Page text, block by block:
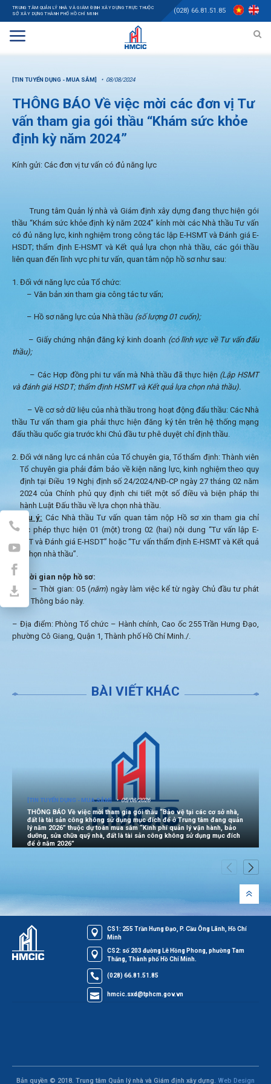
TRUNG TÂM QUẢN LÝ NHÀ VÀ GIÁM ĐỊNH XÂY DỰNG TRỰC THUỘC
SỞ XÂY DỰNG THÀNH PHỐ HỒ CHÍ MINH
(028) 66.81.51.85
[TIN TUYỂN DỤNG - MUA SẮM] 08/08/2024
THÔNG BÁO Về việc mời các đơn vị Tư
vấn tham gia gói thầu “Khám sức khỏe
định kỳ năm 2024”
Kính gửi: Các đơn vị tư vấn có đủ năng lực
Trung tâm Quản lý nhà và Giám định xây dựng đang thực hiện gói
thầu “Khám sức khỏe định kỳ năm 2024” kính mời các Nhà thầu Tư vấn
có đủ năng lực, kinh nghiệm trong công tác lập E-HSMT và Đánh giá E-
HSDT; thẩm định E-HSMT và Kết quả lựa chọn nhà thầu, các gói thầu
liên quan đến lĩnh vực phi tư vấn, quan tâm nộp hồ sơ như sau:
Đối với năng lực của Tổ chức:
– Văn bản xin tham gia công tác tư vấn;
– Hồ sơ năng lực của Nhà thầu (số lượng 01 cuốn);
– Giấy chứng nhận đăng ký kinh doanh (có lĩnh vực về Tư vấn đấu
thầu);
– Các Hợp đồng phi tư vấn mà Nhà thầu đã thực hiện (Lập HSMT
và đánh giá HSDT; thẩm định HSMT và Kết quả lựa chọn nhà thầu).
– Về cơ sở dữ liệu của nhà thầu trong hoạt động đấu thầu: Các Nhà
thầu Tư vấn tham gia phải thực hiện đăng ký tên trên hệ thống mạng
đấu thầu quốc gia trước khi Chủ đầu tư phê duyệt chỉ định thầu.
Đối với năng lực cá nhân của Tổ chuyên gia, Tổ thẩm định: Thành viên
Tổ chuyên gia phải đảm bảo về kiện năng lực, kinh nghiệm theo quy
định tại Điều 19 Nghị định số 24/2024/NĐ-CP ngày 27 tháng 02 năm
2024 của Chính phủ quy định chi tiết một số điều và biện pháp thi
hành Luật Đấu thầu về lựa chọn nhà thầu.
Lưu ý: Các Nhà thầu Tư vấn quan tâm nộp Hồ sơ xin tham gia chỉ
được phép thực hiện 01 (một) trong 02 (hai) nội dung “Tư vấn lập E-
HSMT và Đánh giá E-HSDT” hoặc “Tư vấn thẩm định E-HSMT và Kết quả
lựa chọn nhà thầu”.
Thời gian nộp hồ sơ:
– Thời gian: 05 (năm) ngày làm việc kể từ ngày Chủ đầu tư phát
hành Thông báo này.
– Địa điểm: Phòng Tổ chức – Hành chính, Cao ốc 255 Trần Hưng Đạo,
phường Cô Giang, Quận 1, Thành phố Hồ Chí Minh./.
BÀI VIẾT KHÁC
[TIN TUYỂN DỤNG - MUA SẮM] 05/08/2026
THÔNG BÁO Về việc mời tham gia gói thầu “Bảo vệ tại các cơ sở nhà,
đất là tài sản công không sử dụng mục đích để ở Trung tâm đang quản
lý năm 2026” thuộc dự toán mua sắm “Kinh phí quản lý vận hành, bảo
dưỡng, sửa chữa quỹ nhà, đất là tài sản công không sử dụng mục đích
để ở năm 2026”
CS1: 255 Trần Hưng Đạo, P. Cầu Ông Lãnh, Hồ Chí
Minh
CS2: số 203 đường Lê Hồng Phong, phường Tam
Thắng, Thành phố Hồ Chí Minh.
(028) 66.81.51.85
hmcic.sxd@tphcm.gov.vn
Bản quyền © 2018. Trung tâm Quản lý nhà và Giám định xây dựng. Web Design